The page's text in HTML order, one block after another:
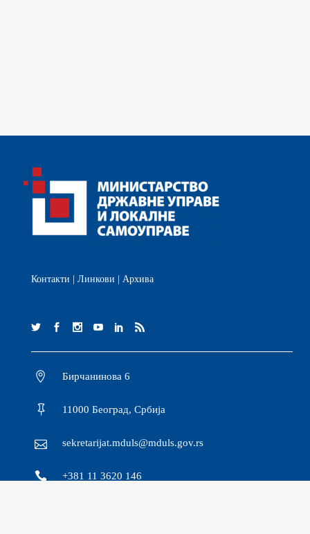
Контакти Линкови Архива
Бирчанинова 6
11000 Београд, Србија
sekretarijat.mduls@mduls.gov.rs
+381 11 3620 146